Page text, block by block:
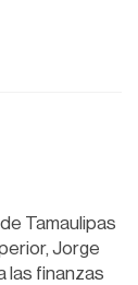
Tamaulipas
Jorge
las finanzas